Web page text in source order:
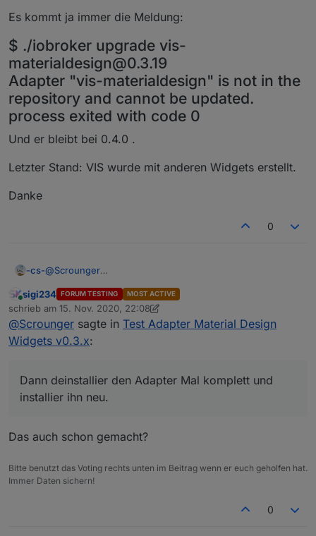
Es kommt ja immer die Meldung:
$ ./iobroker upgrade vis-
materialdesign@0.3.19
Adapter "vis-materialdesign" is not in the
repository and cannot be updated.
process exited with code 0
Und er bleibt bei 0.4.0 .
Letzter Stand: VIS wurde mit anderen Widgets erstellt.
Danke
0
-cs-@Scrounger
Es kommt ja immer die Meldung:
$ ./iobroker upgrade vis-materialdesign@0.3.19
Adapter "vis-materialdesign" is not in the repository and
Und er bleibt bei 0.4.0 .
Danke
Online
sigi234 FORUM TESTING MOST ACTIVE
schrieb am 15. Nov. 2020, 22:08
zuletzt editiert von sigi234
@Scrounger sagte in Test Adapter Material Design
Widgets v0.3.x:
Dann deinstallier den Adapter Mal komplett und
installier ihn neu.
Das auch schon gemacht?
Bitte benutzt das Voting rechts unten im Beitrag wenn er euch geholfen hat.
Immer Daten sichern!
0